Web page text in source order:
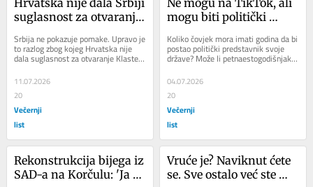
Hrvatska nije dala Srbiji
suglasnost za otvaranje
obrazložila
Srbija ne pokazuje pomake. Upravo je
to razlog zbog kojeg Hrvatska nije
dala suglasnost za otvaranje Klastera
3 u pristupnim pregovorima s
Beogradom,...
11.07.2026
20
Večernji
list
Ne mogu na TikTok, ali
mogu biti politički
Koliko čovjek mora imati godina da bi
postao politički predstavnik svoje
države? Može li petnaestogodišnjak
predstavljati državu dovoljno da...
04.07.2026
20
Večernji
list
Rekonstrukcija bijega iz
SAD-a na Korčulu: 'Ja
Vruće je? Naviknut ćete
se. Sve ostalo već ste